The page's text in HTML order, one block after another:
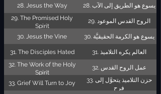
28. Jesus the Way
28. يسوع هو الطريق إلى الآب
29. The Promised Holy
Spirit
29. الروح القدس الموعود
30. Jesus the Vine 30. يسوع هو الكرمة الحقيقيَّة
31. The Disciples Hated
31. العالم يكره التلاميذ
32. The Work of the Holy
Spirit
32. عمل الروح القدس
33. Grief Will Turn to Joy
33. حزن التلاميذ يتحوَّل إلى
فرح